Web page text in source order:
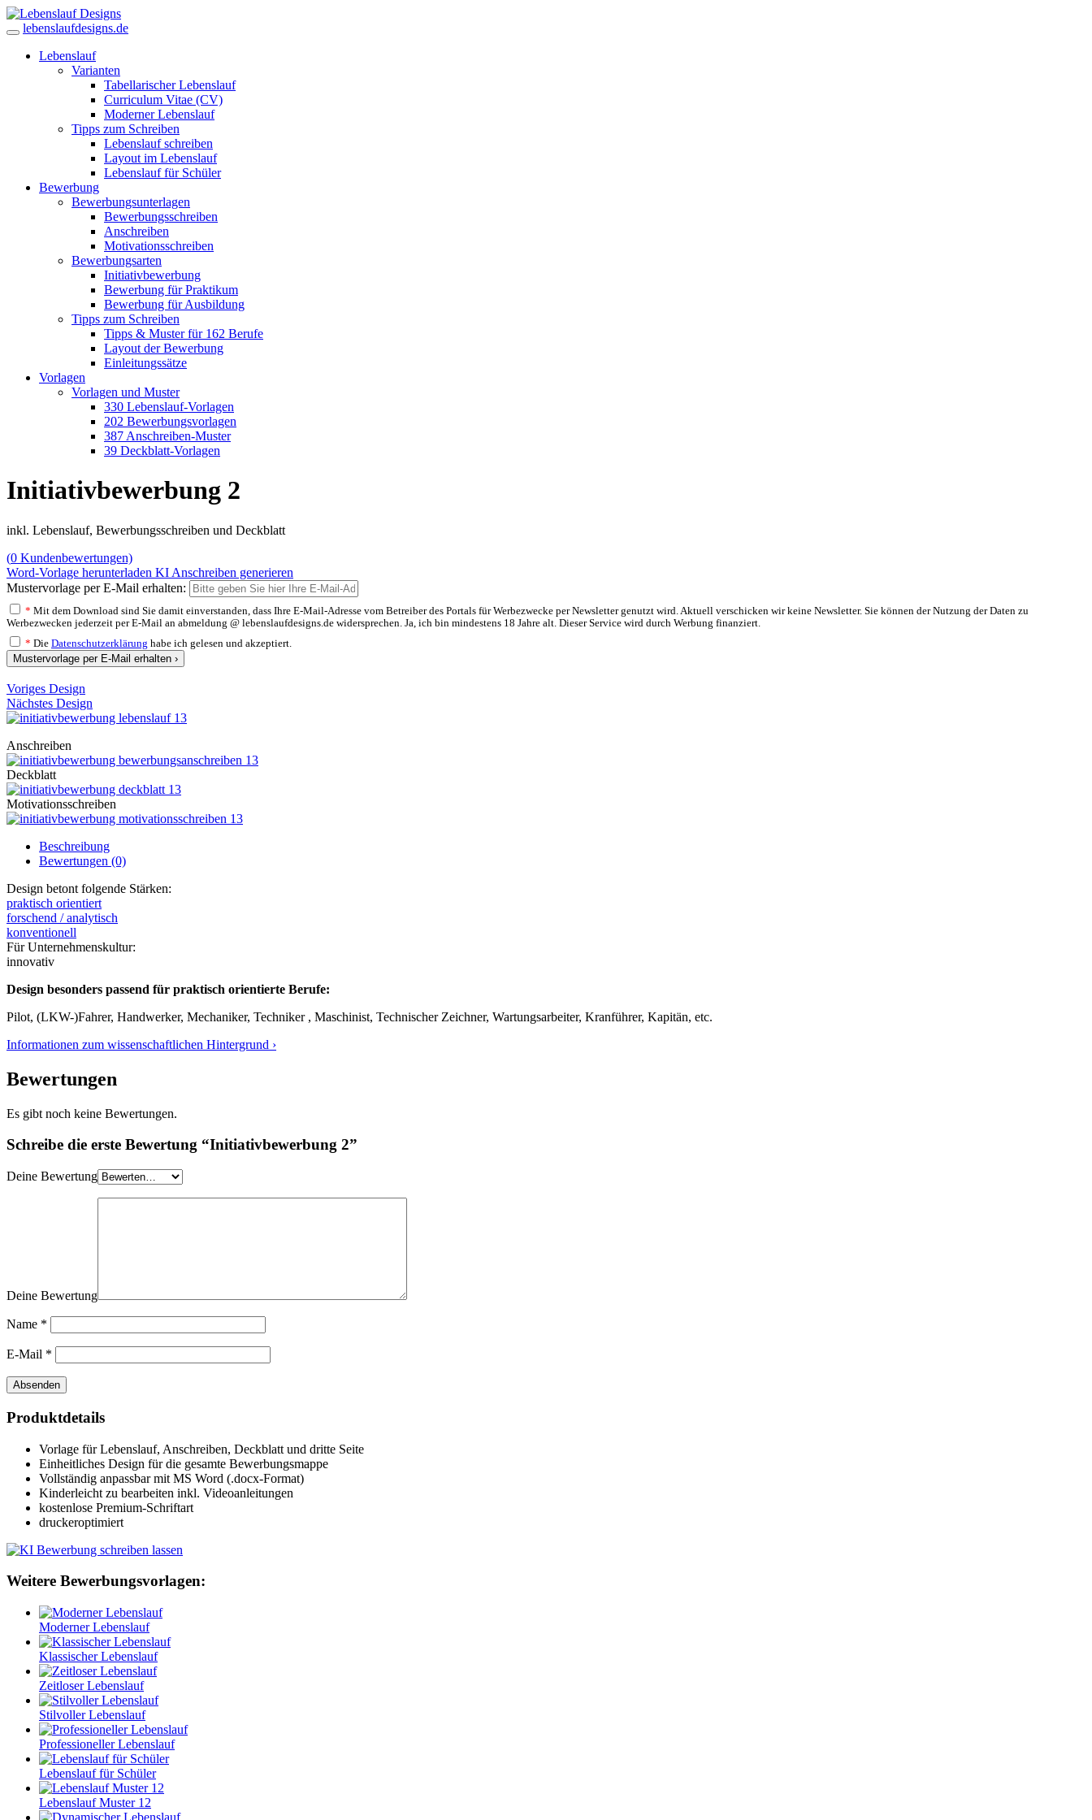
lebenslaufdesigns.de
Lebenslauf
Varianten
Tabellarischer Lebenslauf
Curriculum Vitae (CV)
Moderner Lebenslauf
Tipps zum Schreiben
Lebenslauf schreiben
Layout im Lebenslauf
Lebenslauf für Schüler
Bewerbung
Bewerbungsunterlagen
Bewerbungsschreiben
Anschreiben
Motivationsschreiben
Bewerbungsarten
Initiativbewerbung
Bewerbung für Praktikum
Bewerbung für Ausbildung
Tipps zum Schreiben
Tipps & Muster für 162 Berufe
Layout der Bewerbung
Einleitungssätze
Vorlagen
Vorlagen und Muster
330 Lebenslauf-Vorlagen
202 Bewerbungsvorlagen
387 Anschreiben-Muster
39 Deckblatt-Vorlagen
Initiativbewerbung 2
inkl. Lebenslauf, Bewerbungsschreiben und Deckblatt
(0 Kundenbewertungen)
Word-Vorlage herunterladen KI Anschreiben generieren
Mustervorlage per E-Mail erhalten:
* Mit dem Download sind Sie damit einverstanden, dass Ihre E-Mail-Adresse vom Betreiber des Portals für Werbezwecke per Newsletter genutzt wird. Aktuell verschicken wir keine Newsletter. Sie können der Nutzung der Daten zu
Werbezwecken jederzeit per E-Mail an abmeldung @ lebenslaufdesigns.de widersprechen. Ja, ich bin mindestens 18 Jahre alt. Dieser Service wird durch Werbung finanziert.
* Die Datenschutzerklärung habe ich gelesen und akzeptiert.
Mustervorlage per E-Mail erhalten ›
Voriges Design
Nächstes Design
Anschreiben
Deckblatt
Motivationsschreiben
Beschreibung
Bewertungen (0)
Design betont folgende Stärken:
praktisch orientiert
forschend / analytisch
konventionell
Für Unternehmenskultur:
innovativ
Design besonders passend für praktisch orientierte Berufe:
Pilot, (LKW-)Fahrer, Handwerker, Mechaniker, Techniker , Maschinist, Technischer Zeichner, Wartungsarbeiter, Kranführer, Kapitän, etc.
Informationen zum wissenschaftlichen Hintergrund ›
Bewertungen
Es gibt noch keine Bewertungen.
Schreibe die erste Bewertung “Initiativbewerbung 2”
Deine Bewertung
Deine Bewertung
Name *
E-Mail *
Produktdetails
Vorlage für Lebenslauf, Anschreiben, Deckblatt und dritte Seite
Einheitliches Design für die gesamte Bewerbungsmappe
Vollständig anpassbar mit MS Word (.docx-Format)
Kinderleicht zu bearbeiten inkl. Videoanleitungen
kostenlose Premium-Schriftart
druckeroptimiert
Weitere Bewerbungsvorlagen:
Moderner Lebenslauf
Klassischer Lebenslauf
Zeitloser Lebenslauf
Stilvoller Lebenslauf
Professioneller Lebenslauf
Lebenslauf für Schüler
Lebenslauf Muster 12